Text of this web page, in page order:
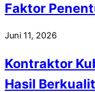
Faktor
Juni 11, 2026
Kontraktor
Hasil